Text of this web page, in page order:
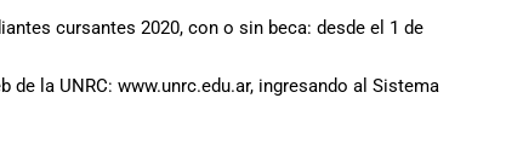
cursantes 2020, con o sin beca: desde el 1 de
la UNRC: www.unrc.edu.ar, ingresando al Sistema